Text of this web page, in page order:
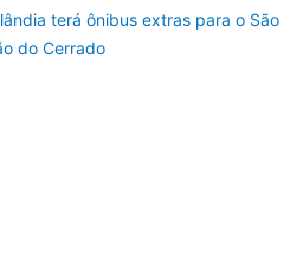
terá ônibus extras para o São
do Cerrado